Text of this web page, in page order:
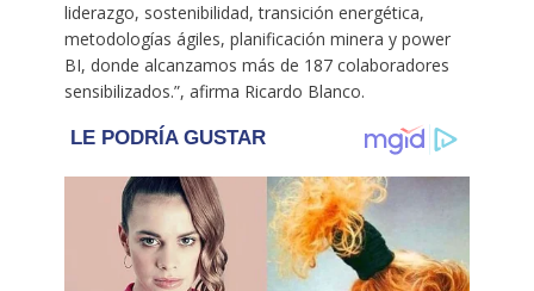
liderazgo, sostenibilidad, transición energética,
metodologías ágiles, planificación minera y power
BI, donde alcanzamos más de 187 colaboradores
sensibilizados.”, afirma Ricardo Blanco.